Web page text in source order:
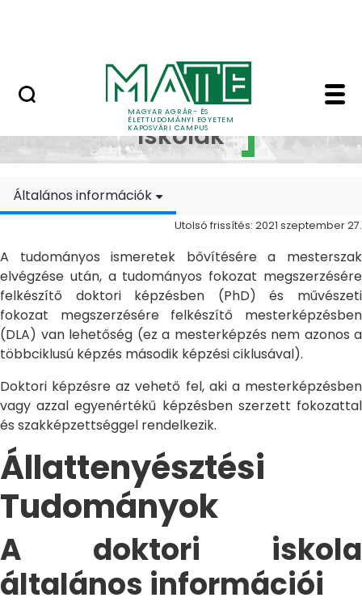
MAGYAR AGRÁR- ÉS
ÉLETTUDOMÁNYI EGYETEM
KAPOSVÁRI CAMPUS
Doktori Iskolák -
Doktori
Iskolák
Általános információk
Utolsó frissítés: 2021 szeptember 27.
A tudományos ismeretek bővítésére a mesterszak
elvégzése után, a tudományos fokozat megszerzésére
felkészítő doktori képzésben (PhD) és művészeti
fokozat megszerzésére felkészítő mesterképzésben
(DLA) van lehetőség (ez a mesterképzés nem azonos a
többciklusú képzés második képzési ciklusával).
Doktori képzésre az vehető fel, aki a mesterképzésben
vagy azzal egyenértékű képzésben szerzett fokozattal
és szakképzettséggel rendelkezik.
Állattenyésztési
Tudományok
A doktori iskola
általános információi